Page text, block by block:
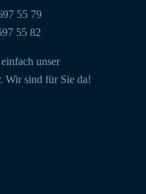
55 79
55 82
unser
. Wir sind für Sie da!